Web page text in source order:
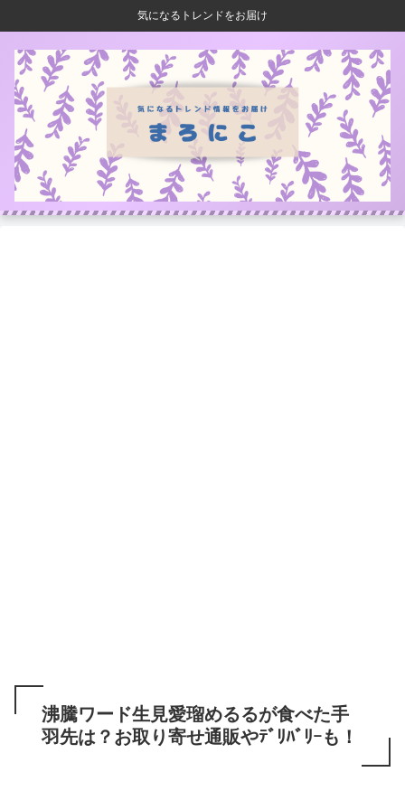
気になるトレンドをお届け
沸騰ワード生見愛瑠めるるが食べた手
羽先は？お取り寄せ通販やﾃﾞﾘﾊﾞﾘｰも！